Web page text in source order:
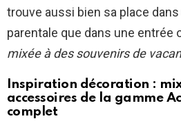
trouve aussi bien sa place
parentale que dans une entrée
mixée à des souvenirs de
Inspiration décoration :
accessoires de la gamme
complet